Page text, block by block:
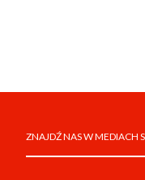
ZNAJDŹ NAS W MEDIACH